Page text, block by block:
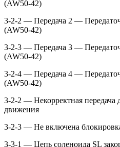
(AW50-42)
3-2-2 — Передача 2 —
(AW50-42)
3-2-3 — Передача 3 —
(AW50-42)
3-2-4 — Передача 4 —
(AW50-42)
3-2-2 — Некорректная передача
движения
3-2-3 — Не включена
3-3-1 — Цепь соленоида SL